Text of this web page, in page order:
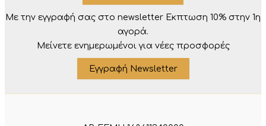
Με την εγγραφή σας στο newsletter Eκπτωση 10% στην 1η
αγορά.
Μείνετε ενημερωμένοι για νέες προσφορές
Εγγραφή Newsletter